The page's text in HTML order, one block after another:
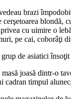
brazi
blondă,
cu uimire o
pe cai, coborâţi
de asiatici
joasă dintr-o
cadran timpul